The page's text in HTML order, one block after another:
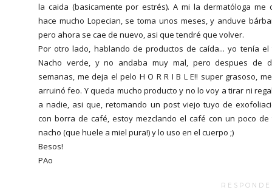
la caida (basicamente por estrés). A mi la dermatóloga me
hace mucho Lopecian, se toma unos meses, y anduve
pero ahora se cae de nuevo, asi que tendré que volver.
Por otro lado, hablando de productos de caída... yo tenía el
Nacho verde, y no andaba muy mal, pero despues de
semanas, me deja el pelo H O R R I B L E!! super grasoso,
arruinó feo. Y queda mucho producto y no lo voy a tirar ni
a nadie, asi que, retomando un post viejo tuyo de
con borra de café, estoy mezclando el café con un poco de
nacho (que huele a miel pura!) y lo uso en el cuerpo ;)
Besos!
PAo